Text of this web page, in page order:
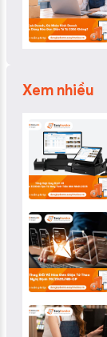
Xem nhiều